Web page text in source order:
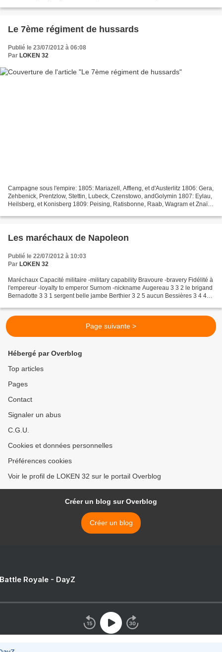
Le 7ème régiment de hussards
Publié le 23/07/2012 à 06:08
Par LOKEN 32
Campagne sous l'empire: 1805: Mariazell, Affleng, et d'Austerlitz 1806: Gera,
Zehbenick, Prentzlow, Stettin, Lubeck, Czenstowo, andGolymin 1807: Eylau,
Heilsberg, et Konisberg 1809: Peising, Ratisbonne, Raab, Wagram et Znaïm
Les maréchaux de Napoleon
Publié le 22/07/2012 à 10:03
Par LOKEN 32
Maréchaux Capacité militaire -military capability Bravoure -bravery Fidélité à
l'empereur -loyalty to emperor Surnom -nickname Augereau 3 3 2 le brigand
Bernadotte 3 3 1 sergent belle jambe Berthier 3 2 5 aucun Bessières 3 4 4
Page suivante >
Hébergé par Overblog
Top articles
Pages
Contact
Signaler un abus
C.G.U.
Cookies et données personnelles
Préférences cookies
Voir le profil de LOKEN 32 sur le portail Overblog
Créer un blog sur Overblog
Créer un blog
Royale - DayZ